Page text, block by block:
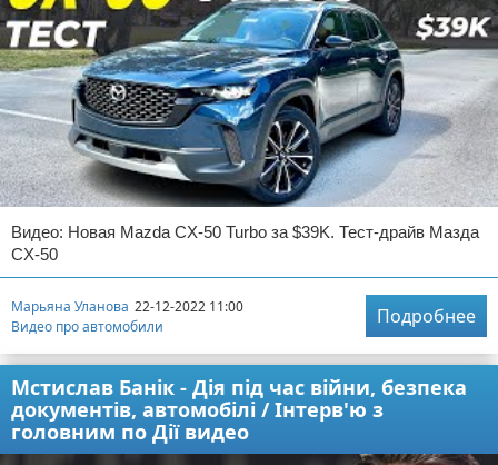
Видео: Новая Mazda CX-50 Turbo за $39K. Тест-драйв Мазда
CX-50
Марьяна Уланова 22-12-2022 11:00
Видео про автомобили
Подробнее
Мстислав Банік - Дія під час війни, безпека
документів, автомобілі / Інтерв'ю з
головним по Дії видео